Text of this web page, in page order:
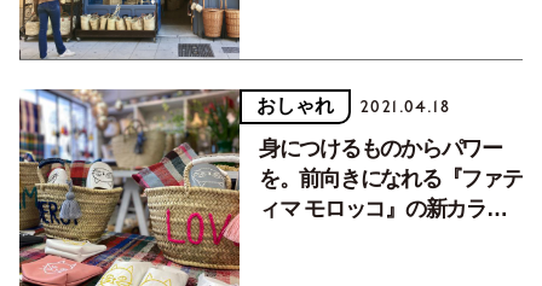
おしゃれ 2021.04.18
身につけるものからパワー
を。前向きになれる『ファテ
ィマ モロッコ』の新カラフ